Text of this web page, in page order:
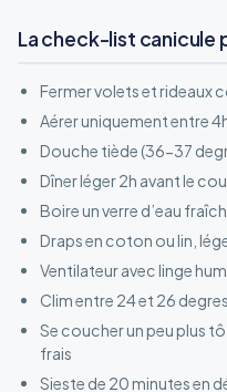
La check-list canicule
Fermer volets et rideaux
Aérer uniquement entre
Douche tiède (36-37
Dîner léger 2h avant le
Boire un verre d’eau
Draps en coton ou lin,
Ventilateur avec linge
Clim entre 24 et 26
Se coucher un peu plus
frais
Sieste de 20 minutes en